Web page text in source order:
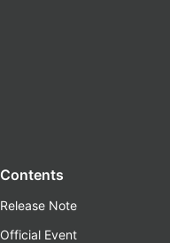
Contents
Release Note
Official Event